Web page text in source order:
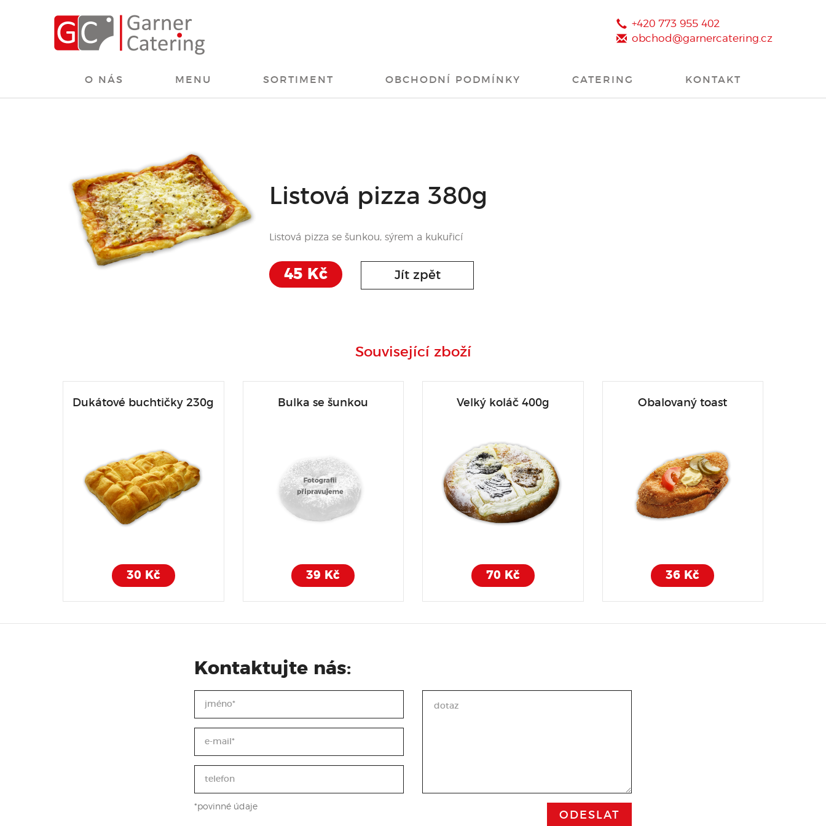
+420 773 955 402
obchod@garnercatering.cz
O NÁS MENU SORTIMENT OBCHODNÍ PODMÍNKY CATERING KONTAKT
Listová pizza 380g
Listová pizza se šunkou, sýrem a kukuřicí
45 Kč Jít zpět
Související zboží
Dukátové buchtičky 230g
30 Kč
Bulka se šunkou
39 Kč
Velký koláč 400g
70 Kč
Obalovaný toast
36 Kč
Kontaktujte nás:
*povinné údaje